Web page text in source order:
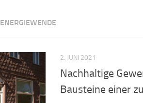
ENERGIEWENDE
2. JUNI 2021
Nachhaltige
Bausteine einer